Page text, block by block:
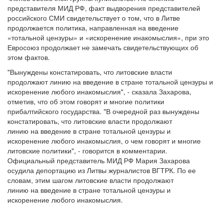
представителя МИД РФ, факт выдворения представителей
российского СМИ свидетельствует о том, что в Литве
продолжается политика, направленная на введение
«тотальной цензуры» и «искоренение инакомыслия», при это
Евросоюз продолжает не замечать свидетельствующих об
этом фактов.
"Вынуждены констатировать, что литовские власти
продолжают линию на введение в стране тотальной цензуры и
искоренение любого инакомыслия", - сказала Захарова,
отметив, что об этом говорят и многие политики
прибалтийского государства. "В очередной раз вынуждены
констатировать, что литовские власти продолжают
линию на введение в стране тотальной цензуры и
искоренение любого инакомыслия, о чем говорят и многие
литовские политики", - говорится в комментарии.
Официальный представитель МИД РФ Мария Захарова
осудила депортацию из Литвы журналистов ВГТРК. По ее
словам, этим шагом литовские власти продолжают
линию на введение в стране тотальной цензуры и
искоренение любого инакомыслия.